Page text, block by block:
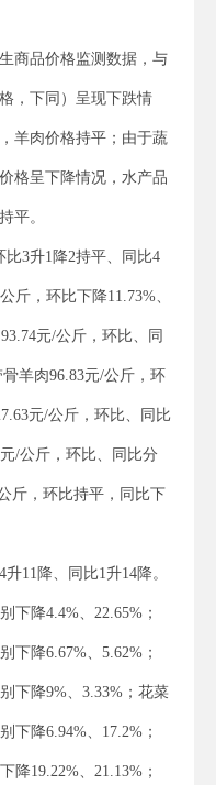
商品价格监测数据，与
，下同）呈现下跌情
羊肉价格持平；由于蔬
格呈下降情况，水产品
平。
3升1降2持平、同比4
斤，环比下降11.73%、
元/公斤，环比、同
羊肉96.83元/公斤，环
元/公斤，环比、同比
/公斤，环比、同比分
斤，环比持平，同比下
11降、同比1升14降。
下降4.4%、22.65%；
下降6.67%、5.62%；
下降9%、3.33%；花菜
下降6.94%、17.2%；
降19.22%、21.13%；